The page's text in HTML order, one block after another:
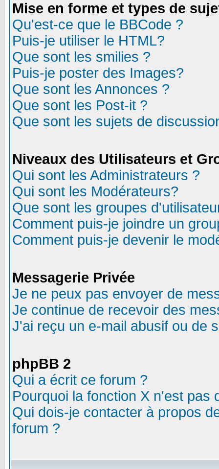
Mise en forme et types de
Qu'est-ce que le BBCode ?
Puis-je utiliser le HTML?
Que sont les smilies ?
Puis-je poster des Images?
Que sont les Annonces ?
Que sont les Post-it ?
Que sont les sujets de
Niveaux des Utilisateurs et
Qui sont les Administrateurs ?
Qui sont les Modérateurs?
Que sont les groupes
Comment puis-je joindre un
Comment puis-je devenir le
Messagerie Privée
Je ne peux pas envoyer de
Je continue de recevoir des
J'ai reçu un e-mail abusif ou de
phpBB 2
Qui a écrit ce forum ?
Pourquoi la fonction X n'est pas
Qui dois-je contacter à propos
forum ?